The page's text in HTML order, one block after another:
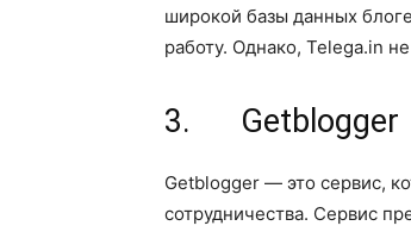
широкой базы данных
работу. Однако, Telega.in
3. Getblogger
Getblogger — это сервис,
сотрудничества. Сервис